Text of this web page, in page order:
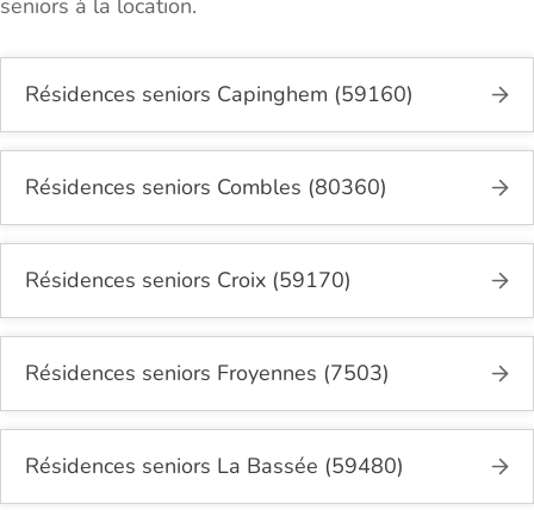
Résidences seniors Capinghem (59160)
Résidences seniors Combles (80360)
Résidences seniors Croix (59170)
Résidences seniors Froyennes (7503)
Résidences seniors La Bassée (59480)